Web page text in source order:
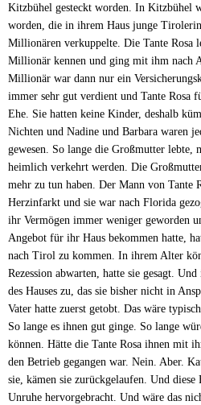
Kitzbühel gesteckt worden. In Kitzbühel
worden, die in ihrem Haus junge
Millionären verkuppelte. Die Tante Rosa
Millionär kennen und ging mit ihm nach
Millionär war dann nur ein
immer sehr gut verdient und Tante Rosa
Ehe. Sie hatten keine Kinder, deshalb
Nichten und Nadine und Barbara waren
gewesen. So lange die Großmutter lebte,
heimlich verkehrt werden. Die
mehr zu tun haben. Der Mann von Tante
Herzinfarkt und sie war nach Florida
ihr Vermögen immer weniger geworden
Angebot für ihr Haus bekommen hatte,
nach Tirol zu kommen. In ihrem Alter
Rezession abwarten, hatte sie gesagt.
des Hauses zu, das sie bisher nicht in
Vater hatte zuerst getobt. Das wäre
So lange es ihnen gut ginge. So lange
können. Hätte die Tante Rosa ihnen mit
den Betrieb gegangen war. Nein. Aber.
sie, kämen sie zurückgelaufen. Und
Unruhe hervorgebracht. Und wäre das